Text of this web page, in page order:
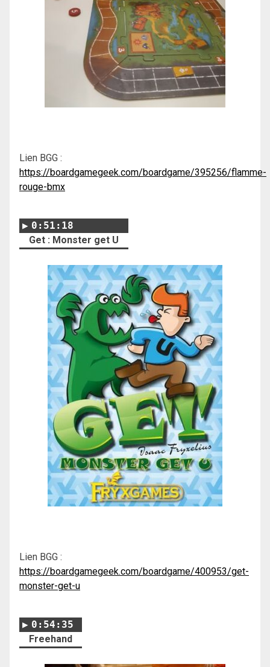
Lien BGG :
https://boardgamegeek.com/boardgame/395256/flamme-
rouge-bmx
0:51:18
Get : Monster get U
Lien BGG :
https://boardgamegeek.com/boardgame/400953/get-
monster-get-u
0:54:35
Freehand